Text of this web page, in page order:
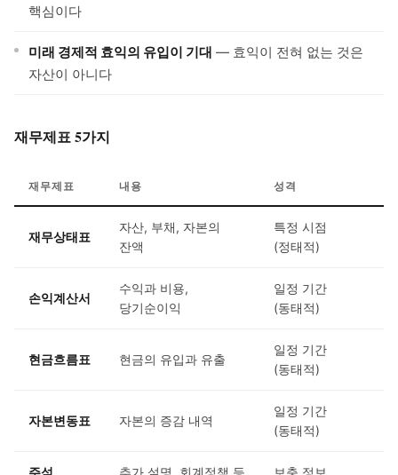
핵심이다
미래 경제적 효익의 유입이 기대 — 효익이 전혀 없는 것은
자산이 아니다
재무제표 5가지
재무제표 내용 성격
재무상태표
자산, 부채, 자본의
잔액
특정 시점
(정태적)
손익계산서
수익과 비용,
당기순이익
일정 기간
(동태적)
현금흐름표 현금의 유입과 유출
일정 기간
(동태적)
자본변동표 자본의 증감 내역
일정 기간
(동태적)
주석 추가 설명, 회계정책 등 보충 정보